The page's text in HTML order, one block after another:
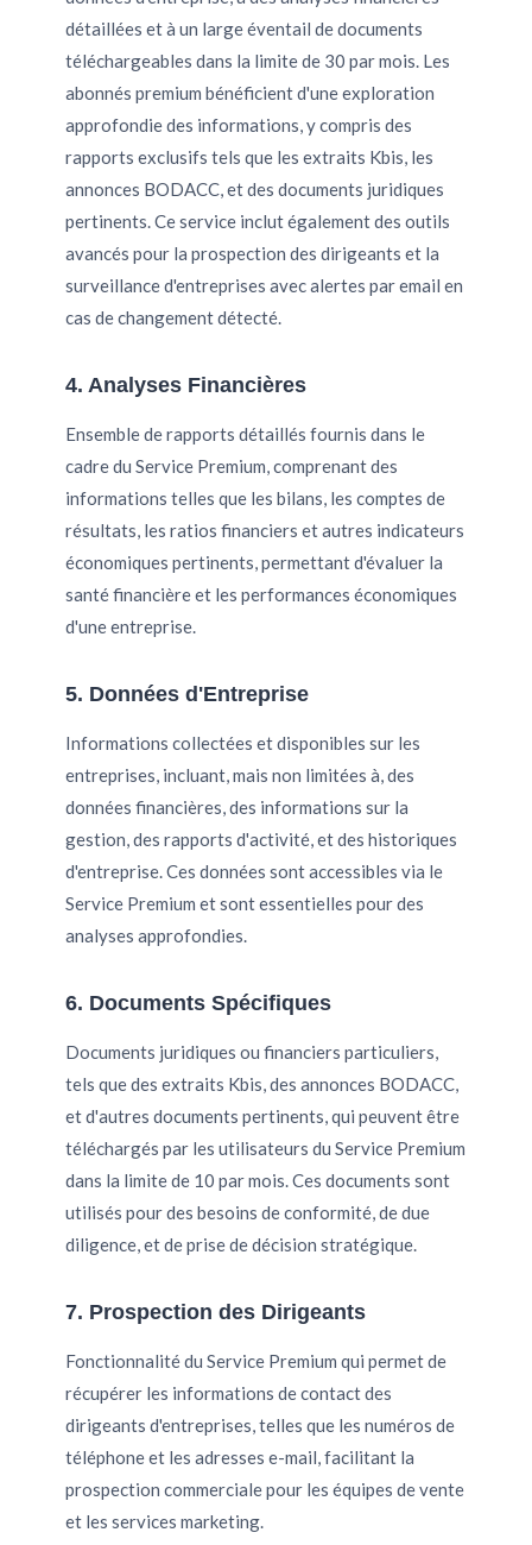
détaillées et à un large éventail de documents
téléchargeables dans la limite de 30 par mois. Les
abonnés premium bénéficient d'une exploration
approfondie des informations, y compris des
rapports exclusifs tels que les extraits Kbis, les
annonces BODACC, et des documents juridiques
pertinents. Ce service inclut également des outils
avancés pour la prospection des dirigeants et la
surveillance d'entreprises avec alertes par email en
cas de changement détecté.
4. Analyses Financières
Ensemble de rapports détaillés fournis dans le
cadre du Service Premium, comprenant des
informations telles que les bilans, les comptes de
résultats, les ratios financiers et autres indicateurs
économiques pertinents, permettant d'évaluer la
santé financière et les performances économiques
d'une entreprise.
5. Données d'Entreprise
Informations collectées et disponibles sur les
entreprises, incluant, mais non limitées à, des
données financières, des informations sur la
gestion, des rapports d'activité, et des historiques
d'entreprise. Ces données sont accessibles via le
Service Premium et sont essentielles pour des
analyses approfondies.
6. Documents Spécifiques
Documents juridiques ou financiers particuliers,
tels que des extraits Kbis, des annonces BODACC,
et d'autres documents pertinents, qui peuvent être
téléchargés par les utilisateurs du Service Premium
dans la limite de 10 par mois. Ces documents sont
utilisés pour des besoins de conformité, de due
diligence, et de prise de décision stratégique.
7. Prospection des Dirigeants
Fonctionnalité du Service Premium qui permet de
récupérer les informations de contact des
dirigeants d'entreprises, telles que les numéros de
téléphone et les adresses e-mail, facilitant la
prospection commerciale pour les équipes de vente
et les services marketing.